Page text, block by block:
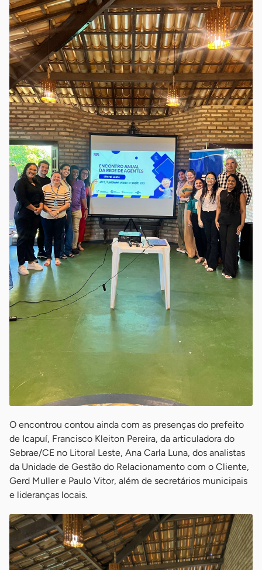
O encontrou contou ainda com as presenças do prefeito
de Icapuí, Francisco Kleiton Pereira, da articuladora do
Sebrae/CE no Litoral Leste, Ana Carla Luna, dos analistas
da Unidade de Gestão do Relacionamento com o Cliente,
Gerd Muller e Paulo Vitor, além de secretários municipais
e lideranças locais.